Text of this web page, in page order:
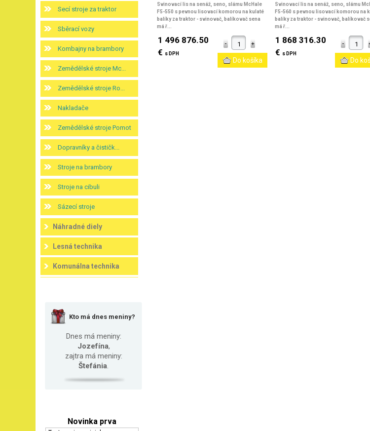
Secí stroje za traktor
Sběrací vozy
Kombajny na brambory
Zemědělské stroje Mc...
Zemědělské stroje Ro...
Nakladače
Zemědělské stroje Pomot
Dopravníky a čističk...
Stroje na brambory
Stroje na cibuli
Sázecí stroje
Náhradné diely
Lesná technika
Komunálna technika
Kto má dnes meniny?
Dnes má meniny:
Jozefína,
zajtra má meniny:
Štefánia.
Novinka prva
Svinovací lis na senáž, seno, slámu McHale
F5-550 s pevnou lisovací komorou na kulaté
balíky za traktor - svinovač, balíkovač sena
má ř...
1 496 876.50
€ s DPH
Svinovací lis na senáž, seno, slámu
F5-560 s pevnou lisovací komorou na
balíky za traktor- svinovač, balíkovač
má ř...
1 868 316.30
€ s DPH